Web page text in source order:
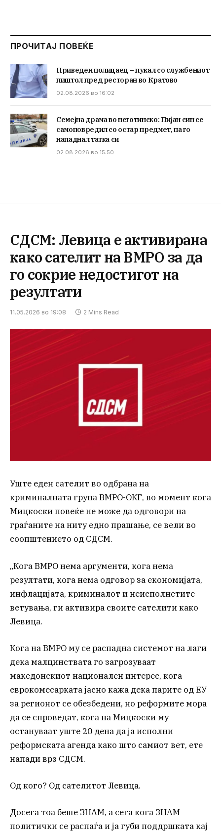
ПРОЧИТАЈ ПОВЕЌЕ
Приведен полицаец – пукал со службениот
пиштол пред ресторан во Кратово
02.08.2026 во 16:02
Семејна драма во неготинско: Пијан син се
самоповредил со остар предмет, па го
нападнал татка си
02.08.2026 во 15:50
СДСМ: Левица е активирана
како сателит на ВМРО за да
го сокрие недостигот на
резултати
11.05.2026 во 19:08 2 Mins Read
Уште еден сателит во одбрана на
криминалната група ВМРО-ОКГ, во момент кога
Мицкоски повеќе не може да одговори на
граѓаните на ниту едно прашање, се вели во
соопштението од СДСМ.
„Кога ВМРО нема аргументи, кога нема
резултати, кога нема одговор за економијата,
инфлацијата, криминалот и неисполнетите
ветувања, ги активира своите сателити како
Левица.
Кога на ВМРО му се распадна системот на лаги
дека малцинствата го загрозуваат
македонскиот национален интерес, кога
еврокомесарката јасно кажа дека парите од ЕУ
за регионот се обезбедени, но реформите мора
да се спроведат, кога на Мицкоски му
остануваат уште 20 дена да ја исполни
реформската агенда како што самиот вет, ете
напади врз СДСМ.
Од кого? Од сателитот Левица.
Досега тоа беше ЗНАМ, а сега кога ЗНАМ
политички се распаѓа и ја губи поддршката кај